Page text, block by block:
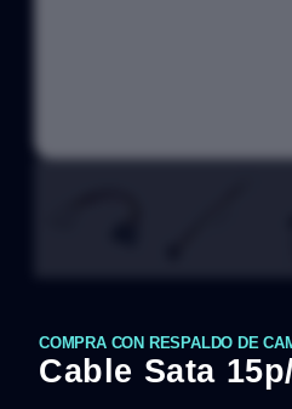
COMPRA CON RESPALDO DE
Cable Sata